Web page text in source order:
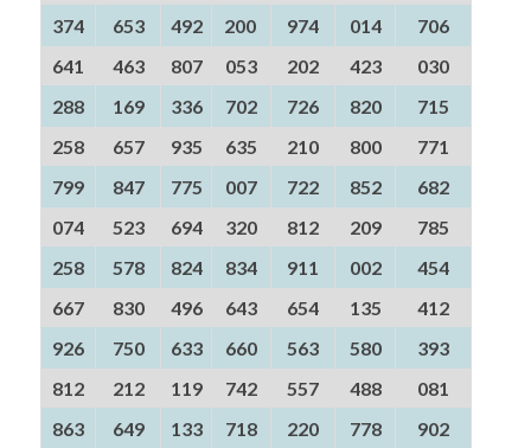
374
653 492 200 974 014
706
641
463 807 053 202 423
030
288
169 336 702 726 820
715
258
657 935 635 210 800
771
799
847 775 007 722 852
682
074
523 694 320 812 209
785
258
578 824 834 911 002
454
667
830 496 643 654 135
412
926
750 633 660 563 580
393
812
212 119 742 557 488
081
863
649 133 718 220 778 902